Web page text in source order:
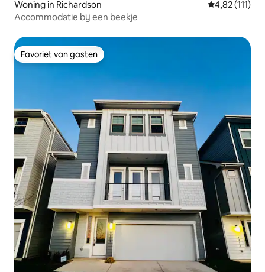
Woning in Richardson Gemiddelde
4,82 (111)
Accommodatie bij een beekje
Favoriet van gasten
Favoriet van gasten